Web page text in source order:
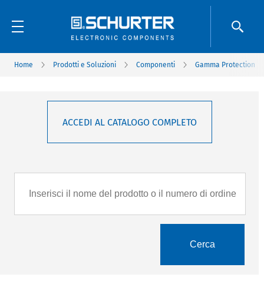
Home Prodotti e Soluzioni Componenti Gamma Protection
ACCEDI AL CATALOGO COMPLETO
Cerca